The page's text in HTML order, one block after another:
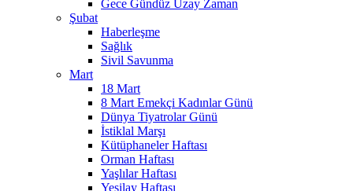
Gece Gündüz Uzay Zaman
Şubat
Haberleşme
Sağlık
Sivil Savunma
Mart
18 Mart
8 Mart Emekçi Kadınlar Günü
Dünya Tiyatrolar Günü
İstiklal Marşı
Kütüphaneler Haftası
Orman Haftası
Yaşlılar Haftası
Yeşilay Haftası